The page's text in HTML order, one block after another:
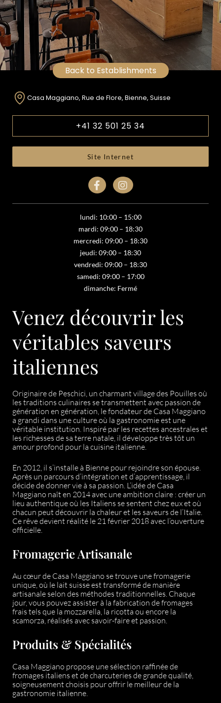
Back to Establishments
Casa Maggiano, Rue de Flore, Bienne, Suisse
+41 32 501 25 34
Site Internet
lundi: 10:00 – 15:00
mardi: 09:00 – 18:30
mercredi: 09:00 – 18:30
jeudi: 09:00 – 18:30
vendredi: 09:00 – 18:30
samedi: 09:00 – 17:00
dimanche: Fermé
Venez découvrir les
véritables saveurs
italiennes
Originaire de Peschici, un charmant village des Pouilles où
les traditions culinaires se transmettent avec passion de
génération en génération, le fondateur de Casa Maggiano
a grandi dans une culture où la gastronomie est une
véritable institution. Inspiré par les recettes ancestrales et
les richesses de sa terre natale, il développe très tôt un
amour profond pour la cuisine italienne.
En 2012, il s’installe à Bienne pour rejoindre son épouse.
Après un parcours d’intégration et d’apprentissage, il
décide de donner vie à sa passion. L’idée de Casa
Maggiano naît en 2014 avec une ambition claire : créer un
lieu authentique où les Italiens se sentent chez eux et où
chacun peut découvrir la chaleur et les saveurs de l’Italie.
Ce rêve devient réalité le 21 février 2018 avec l’ouverture
officielle.
Fromagerie Artisanale
Au cœur de Casa Maggiano se trouve une fromagerie
unique, où le lait suisse est transformé de manière
artisanale selon des méthodes traditionnelles. Chaque
jour, vous pouvez assister à la fabrication de fromages
frais tels que la mozzarella, la ricotta ou encore la
scamorza, réalisés avec savoir-faire et passion.
Produits & Spécialités
Casa Maggiano propose une sélection raffinée de
fromages italiens et de charcuteries de grande qualité,
soigneusement choisis pour offrir le meilleur de la
gastronomie italienne.